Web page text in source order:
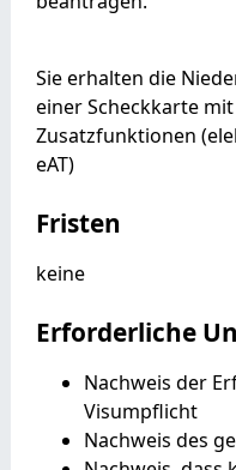
Sie erhalten die
einer Scheckkarte
Zusatzfunktionen
eAT)
Fristen
keine
Erforderliche
Nachweis der
Visumpflicht
Nachweis des